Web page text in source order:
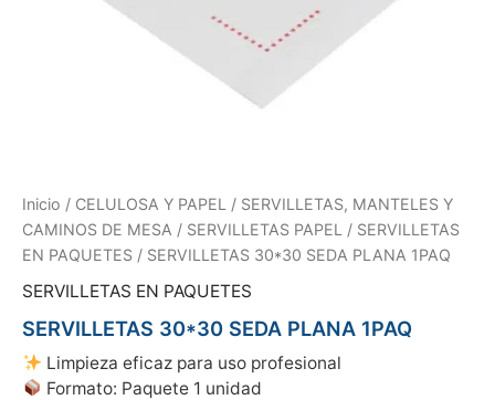
Inicio / CELULOSA Y PAPEL / SERVILLETAS, MANTELES Y
CAMINOS DE MESA / SERVILLETAS PAPEL / SERVILLETAS
EN PAQUETES / SERVILLETAS 30*30 SEDA PLANA 1PAQ
SERVILLETAS EN PAQUETES
SERVILLETAS 30*30 SEDA PLANA 1PAQ
Limpieza eficaz para uso profesional
Formato: Paquete 1 unidad